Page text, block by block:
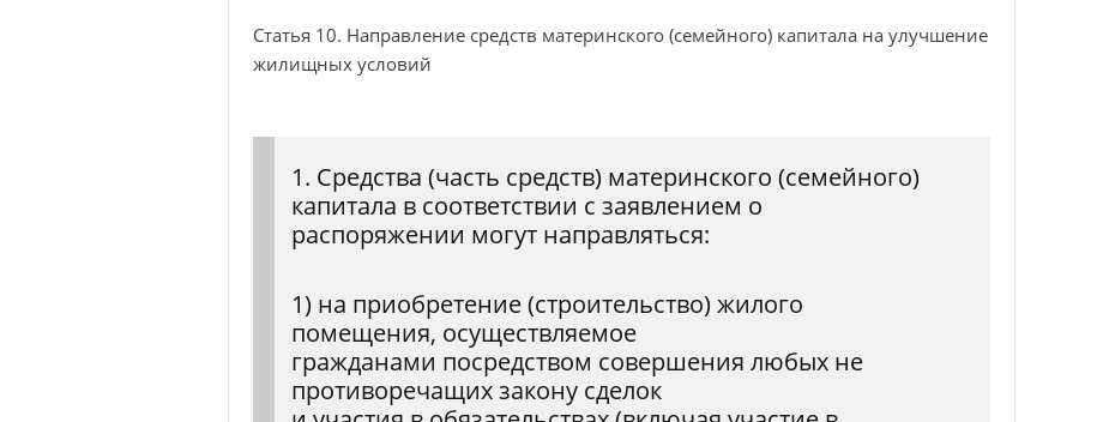
Статья 10. Направление средств материнского (семейного) капитала на улучшение
жилищных условий
1. Средства (часть средств) материнского (семейного)
капитала в соответствии с заявлением о
распоряжении могут направляться:
1) на приобретение (строительство) жилого
помещения, осуществляемое
гражданами посредством совершения любых не
противоречащих закону сделок